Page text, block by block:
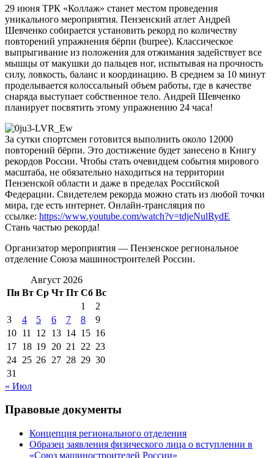
29 июня ТРК «Коллаж» станет местом проведения
уникального мероприятия. Пензенский атлет Андрей
Шевченко собирается установить рекорд по количеству
повторений упражнения бёрпи (burpee). Классическое
выпрыгивание из положения для отжимания задействует все
мышцы от макушки до пальцев ног, испытывая на прочность
силу, ловкость, баланс и координацию. В среднем за 10 минут
проделывается колоссальный объем работы, где в качестве
снаряда выступает собственное тело. Андрей Шевченко
планирует посвятить этому упражнению 24 часа!
За сутки спортсмен готовится выполнить около 12000
повторений бёрпи. Это достижение будет занесено в Книгу
рекордов России. Чтобы стать очевидцем события мирового
масштаба, не обязательно находиться на территории
Пензенской области и даже в пределах Российской
Федерации. Свидетелем рекорда можно стать из любой точки
мира, где есть интернет. Онлайн-трансляция по
ссылке: https://www.youtube.com/watch?v=tdjeNulRydE
Стань частью рекорда!
Организатор мероприятия — Пензенское региональное
отделение Союза машиностроителей России.
Август 2026
Пн Вт Ср Чт Пт Сб Вс
1
2
3
4 5 6 7 8
9
10 11 12 13 14 15 16
17 18 19 20 21 22 23
24 25 26 27 28 29 30
31
« Июл
Правовые документы
Концепция регионального отделения
Образец заявления физического лица о вступлении в
«Союз машиностроителей России»